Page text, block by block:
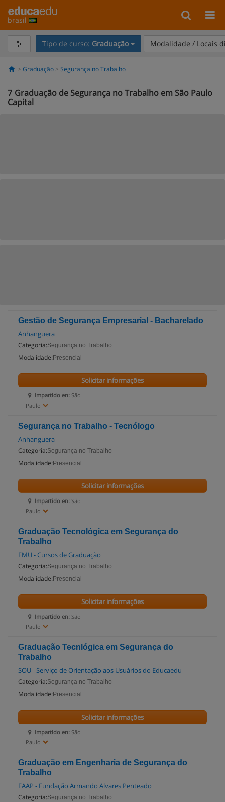
brasil
Tipo de curso: Graduação Modalidade / Locais
Graduação Segurança no Trabalho
7 Graduação de Segurança no Trabalho em São Paulo
Capital
Gestão de Segurança Empresarial - Bacharelado
Anhanguera
Categoria:Segurança no Trabalho
Modalidade: Presencial
Impartido en: São
Paulo
Solicitar informações
Segurança no Trabalho - Tecnólogo
Anhanguera
Categoria:Segurança no Trabalho
Modalidade: Presencial
Impartido en: São
Paulo
Solicitar informações
Graduação Tecnológica em Segurança do
Trabalho
FMU - Cursos de Graduação
Categoria:Segurança no Trabalho
Modalidade: Presencial
Impartido en: São
Paulo
Solicitar informações
Graduação Tecnlógica em Segurança do
Trabalho
SOU - Serviço de Orientação aos Usuários do Educaedu
Categoria:Segurança no Trabalho
Modalidade: Presencial
Impartido en: São
Paulo
Solicitar informações
Graduação em Engenharia de Segurança do
Trabalho
FAAP - Fundação Armando Alvares Penteado
Categoria:Segurança no Trabalho